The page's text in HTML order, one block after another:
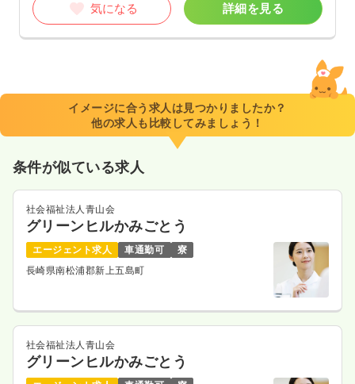
気になる 詳細を見る
イメージに合う求人は見つかりましたか？
他の求人も比較してみましょう！
条件が似ている求人
社会福祉法人青山会
グリーンヒルかみごとう
エージェント求人 車通勤可
寮
長崎県南松浦郡新上五島町
社会福祉法人青山会
グリーンヒルかみごとう